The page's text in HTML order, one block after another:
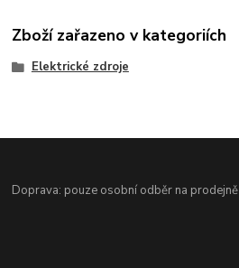
Zboží zařazeno v kategoriích
Elektrické zdroje
Doprava: pouze osobní odběr na prodejně